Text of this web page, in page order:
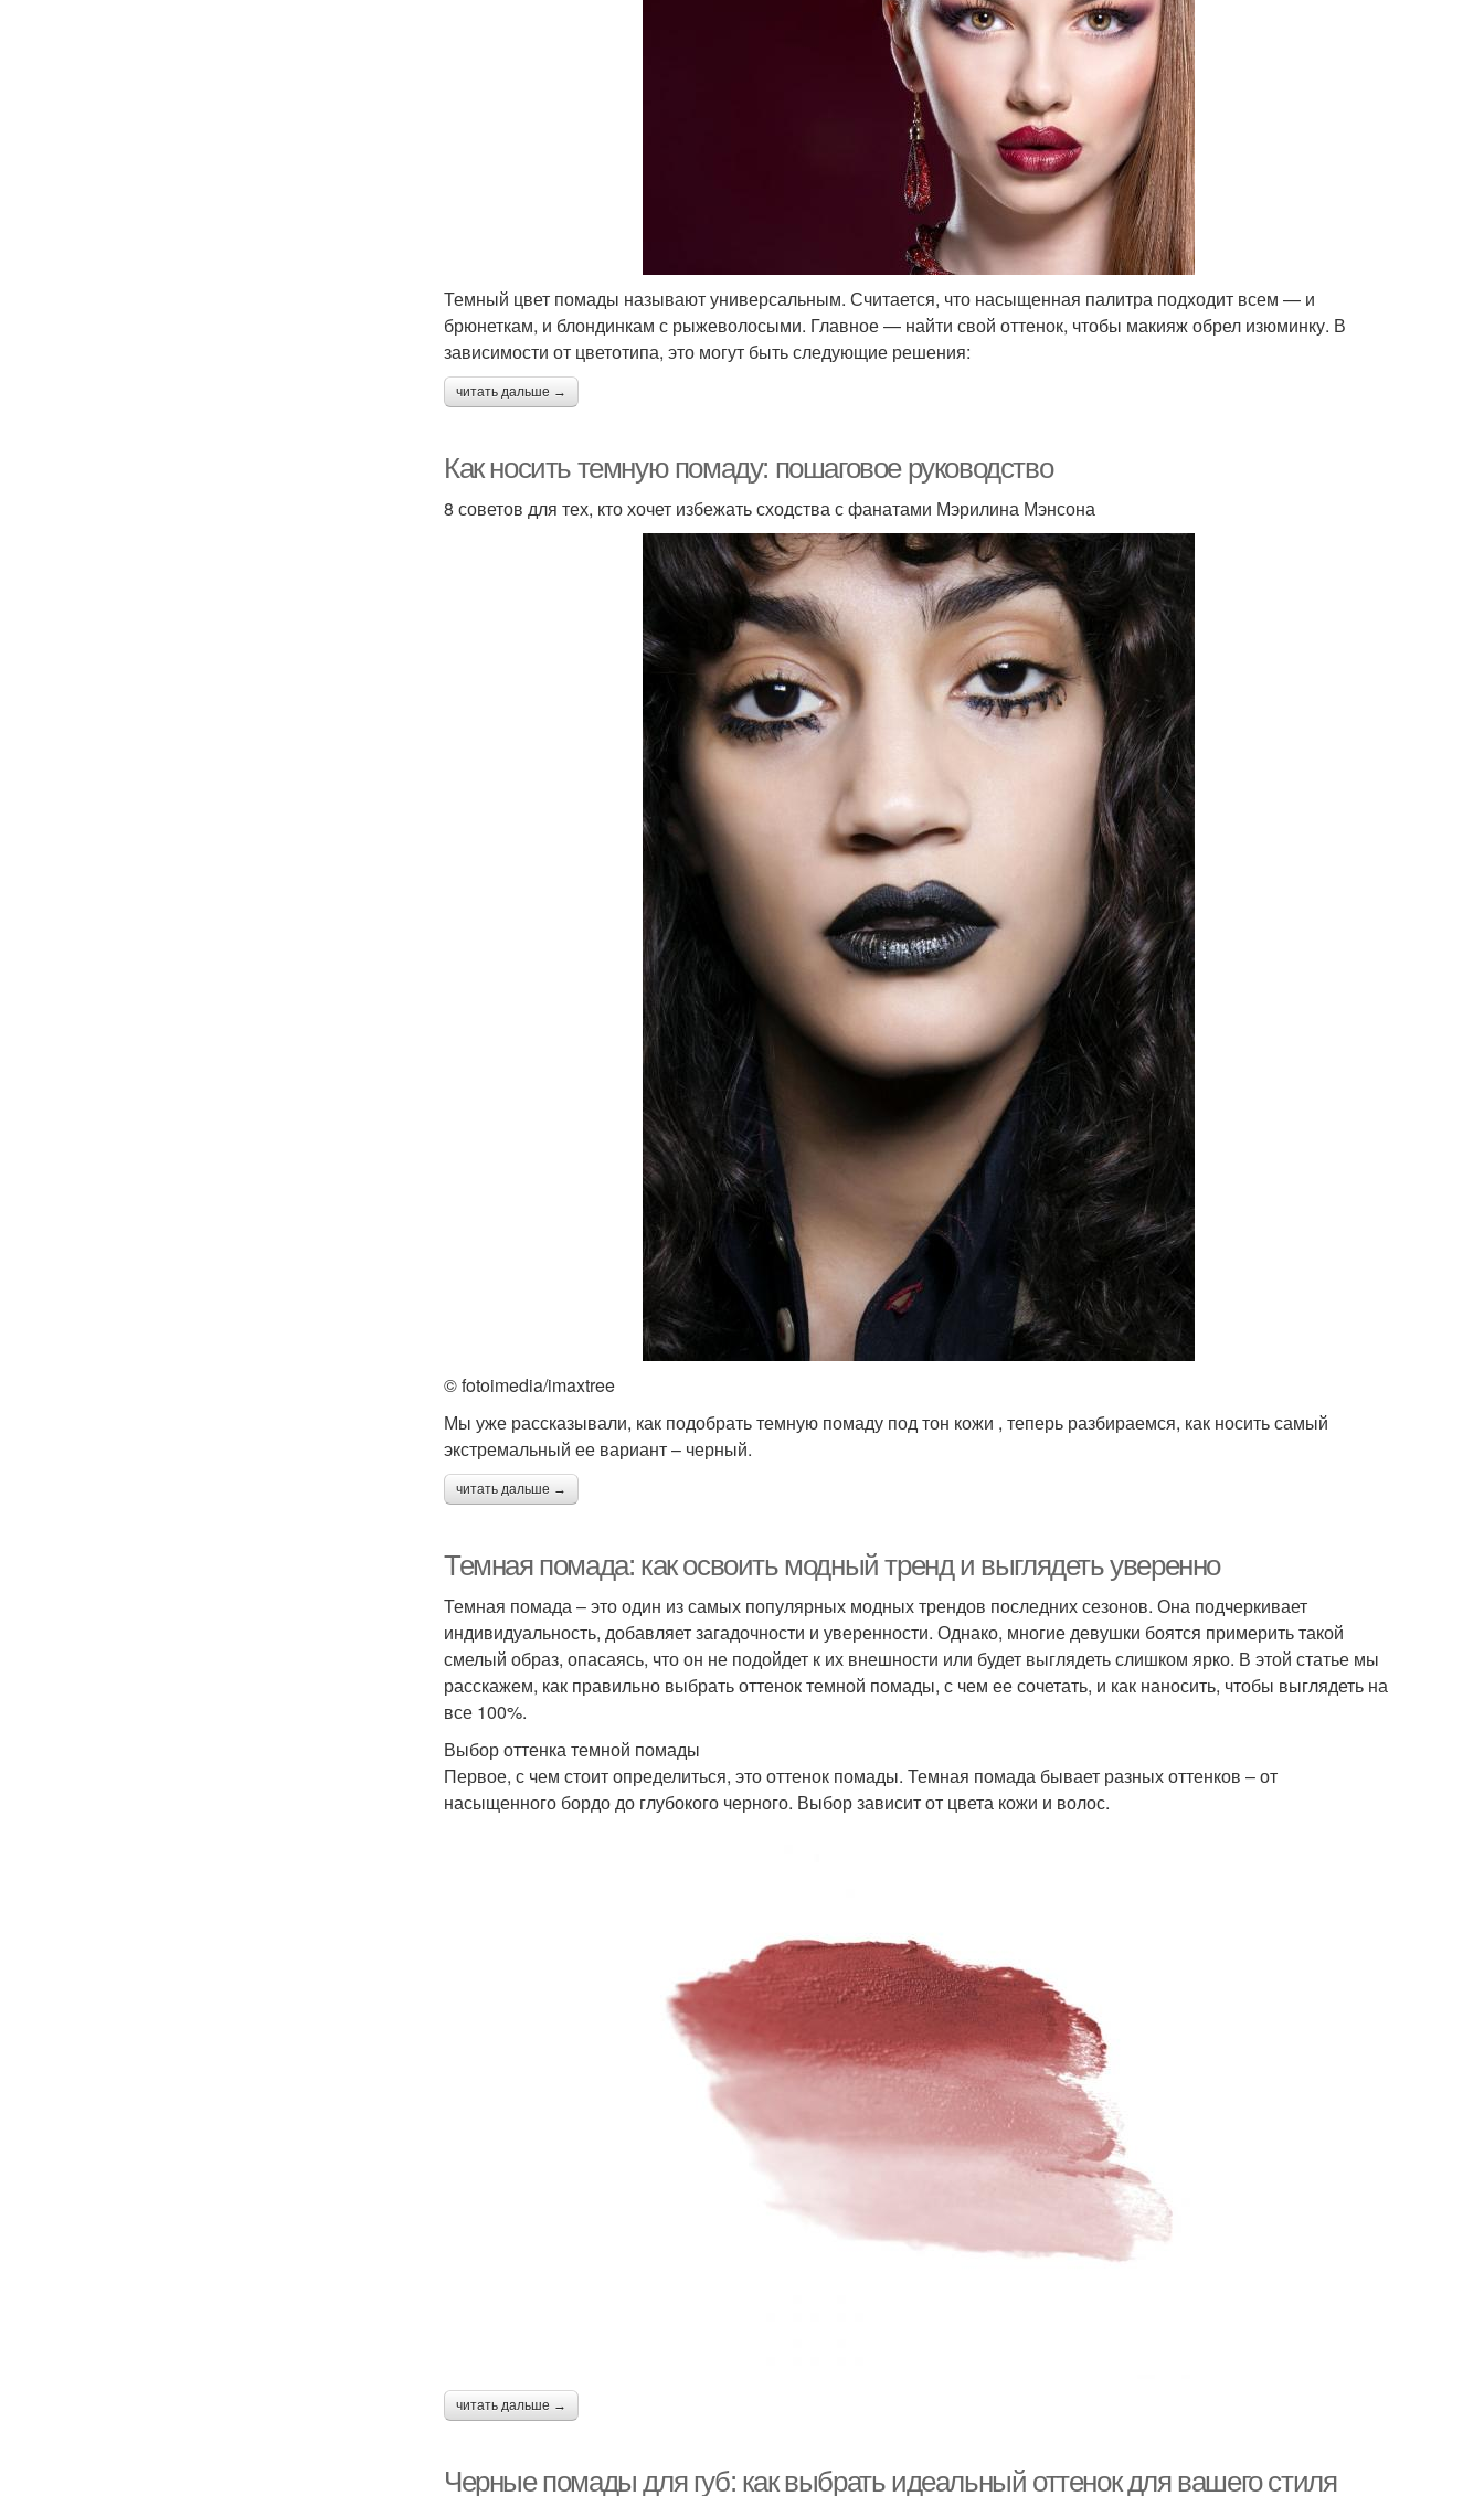
Темный цвет помады называют универсальным. Считается, что насыщенная палитра подходит всем — и
брюнеткам, и блондинкам с рыжеволосыми. Главное — найти свой оттенок, чтобы макияж обрел изюминку. В
зависимости от цветотипа, это могут быть следующие решения:
читать дальше →
Как носить темную помаду: пошаговое руководство
8 советов для тех, кто хочет избежать сходства с фанатами Мэрилина Мэнсона
© fotoimedia/imaxtree
Мы уже рассказывали, как подобрать темную помаду под тон кожи , теперь разбираемся, как носить самый
экстремальный ее вариант – черный.
читать дальше →
Темная помада: как освоить модный тренд и выглядеть уверенно
Темная помада – это один из самых популярных модных трендов последних сезонов. Она подчеркивает
индивидуальность, добавляет загадочности и уверенности. Однако, многие девушки боятся примерить такой
смелый образ, опасаясь, что он не подойдет к их внешности или будет выглядеть слишком ярко. В этой статье мы
расскажем, как правильно выбрать оттенок темной помады, с чем ее сочетать, и как наносить, чтобы выглядеть на
все 100%.
Выбор оттенка темной помады
Первое, с чем стоит определиться, это оттенок помады. Темная помада бывает разных оттенков – от
насыщенного бордо до глубокого черного. Выбор зависит от цвета кожи и волос.
читать дальше →
Черные помады для губ: как выбрать идеальный оттенок для вашего стиля